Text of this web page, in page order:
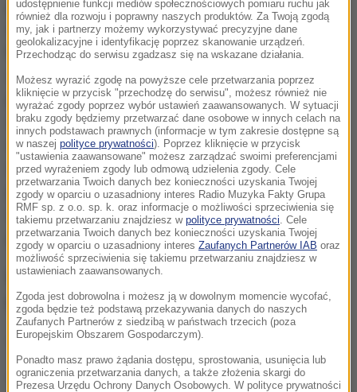
propagandowym, i tyle. Każdy będzie mógł pójść do
kina i sprawdzić, czy tak jest w istocie- przekonuje
Krauze w rozmowie z "Rzeczpospolitą"."Smoleńsk"
nie rekonstruuje żadnej z wersji zamachu, tylko
pokazuje to, co skądinąd sami wiemy: jak rodziła się
manipulacja. Od pierwszej minuty po katastrofie, od
wersji o czterech podejściach, potem dwóch, od
rozmaitych wrzutek o pijanym generale, naciskach na
pilotów- tłumaczy reżyser.Do zrobienia filmu o
manipulacji moja wiara czy niewiara w zamach nie
jest potrzebna- podkreśla.
W weekendowej "Rzeczpospolitej"
także:
- Smoleński zaciąg
- Biblijny wiek rockowych dinozaurów
udostępnienie funkcji mediów społecznościowych pomiaru ruchu jak
również dla rozwoju i poprawny naszych produktów. Za Twoją zgodą
my, jak i partnerzy możemy wykorzystywać precyzyjne dane
geolokalizacyjne i identyfikację poprzez skanowanie urządzeń.
Przechodząc do serwisu zgadzasz się na wskazane działania.
Możesz wyrazić zgodę na powyższe cele przetwarzania poprzez
kliknięcie w przycisk "przechodzę do serwisu", możesz również nie
wyrażać zgody poprzez wybór ustawień zaawansowanych. W sytuacji
braku zgody będziemy przetwarzać dane osobowe w innych celach na
innych podstawach prawnych (informacje w tym zakresie dostępne są
w naszej polityce prywatności). Poprzez kliknięcie w przycisk
"ustawienia zaawansowane" możesz zarządzać swoimi preferencjami
przed wyrażeniem zgody lub odmową udzielenia zgody. Cele
przetwarzania Twoich danych bez konieczności uzyskania Twojej
zgody w oparciu o uzasadniony interes Radio Muzyka Fakty Grupa
RMF sp. z o.o. sp. k. oraz informacje o możliwości sprzeciwienia się
takiemu przetwarzaniu znajdziesz w polityce prywatności. Cele
przetwarzania Twoich danych bez konieczności uzyskania Twojej
zgody w oparciu o uzasadniony interes Zaufanych Partnerów IAB oraz
możliwość sprzeciwienia się takiemu przetwarzaniu znajdziesz w
ustawieniach zaawansowanych.
Zgoda jest dobrowolna i możesz ją w dowolnym momencie wycofać,
zgoda będzie też podstawą przekazywania danych do naszych
Zaufanych Partnerów z siedzibą w państwach trzecich (poza
Europejskim Obszarem Gospodarczym).
Ponadto masz prawo żądania dostępu, sprostowania, usunięcia lub
ograniczenia przetwarzania danych, a także złożenia skargi do
Prezesa Urzędu Ochrony Danych Osobowych. W polityce prywatności